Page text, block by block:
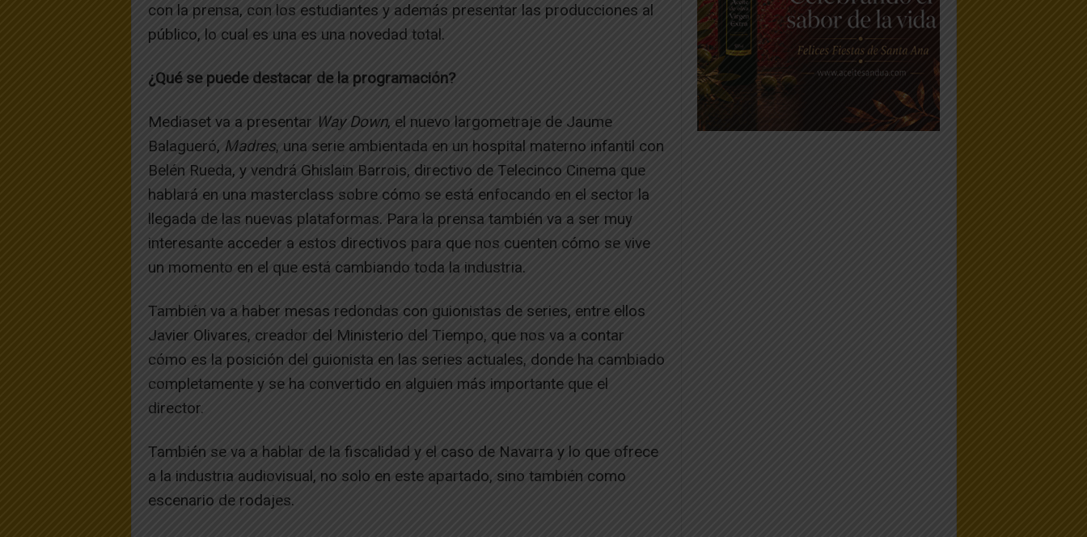
con la prensa, con los estudiantes y además presentar las producciones al
público, lo cual es una es una novedad total.
¿Qué se puede destacar de la programación?
Mediaset va a presentar Way Down, el nuevo largometraje de Jaume
Balagueró, Madres, una serie ambientada en un hospital materno infantil con
Belén Rueda, y vendrá Ghislain Barrois, directivo de Telecinco Cinema que
hablará en una masterclass sobre cómo se está enfocando en el sector la
llegada de las nuevas plataformas. Para la prensa también va a ser muy
interesante acceder a estos directivos para que nos cuenten cómo se vive
un momento en el que está cambiando toda la industria.
También va a haber mesas redondas con guionistas de series, entre ellos
Javier Olivares, creador del Ministerio del Tiempo, que nos va a contar
cómo es la posición del guionista en las series actuales, donde ha cambiado
completamente y se ha convertido en alguien más importante que el
director.
También se va a hablar de la fiscalidad y el caso de Navarra y lo que ofrece
a la industria audiovisual, no solo en este apartado, sino también como
escenario de rodajes.